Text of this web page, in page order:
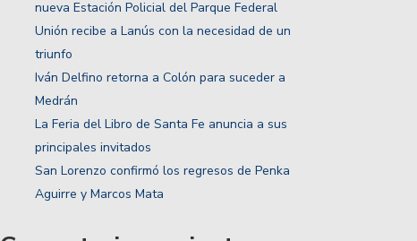
nueva Estación Policial del Parque Federal
Unión recibe a Lanús con la necesidad de un
triunfo
Iván Delfino retorna a Colón para suceder a
Medrán
La Feria del Libro de Santa Fe anuncia a sus
principales invitados
San Lorenzo confirmó los regresos de Penka
Aguirre y Marcos Mata